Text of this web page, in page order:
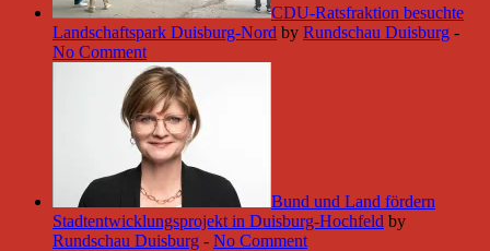
CDU-Ratsfraktion besuchte
Landschaftspark Duisburg-Nord by Rundschau Duisburg -
No Comment
Bund und Land fördern
Stadtentwicklungsprojekt in Duisburg-Hochfeld by
Rundschau Duisburg - No Comment